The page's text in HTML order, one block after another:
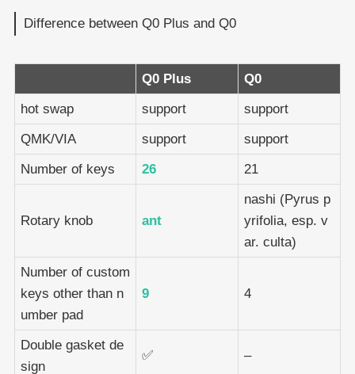
Difference between Q0 Plus and Q0
Q0 Plus
Q0
hot swap
support
support
QMK/VIA
support
support
Number of keys
26 21
Rotary knob ant
nashi (Pyrus p
yrifolia, esp. v
ar. culta)
Number of custom
keys other than n
umber pad
9 4
Double gasket de
sign
✅ –